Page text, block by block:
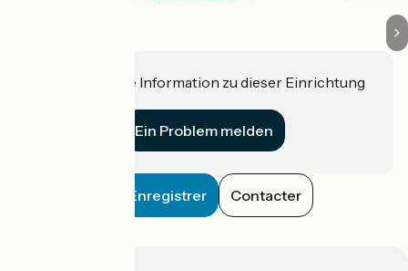
Haben Sie eine Information zu dieser Einrichtung
Ein Problem melden
Enregistrer Contacter